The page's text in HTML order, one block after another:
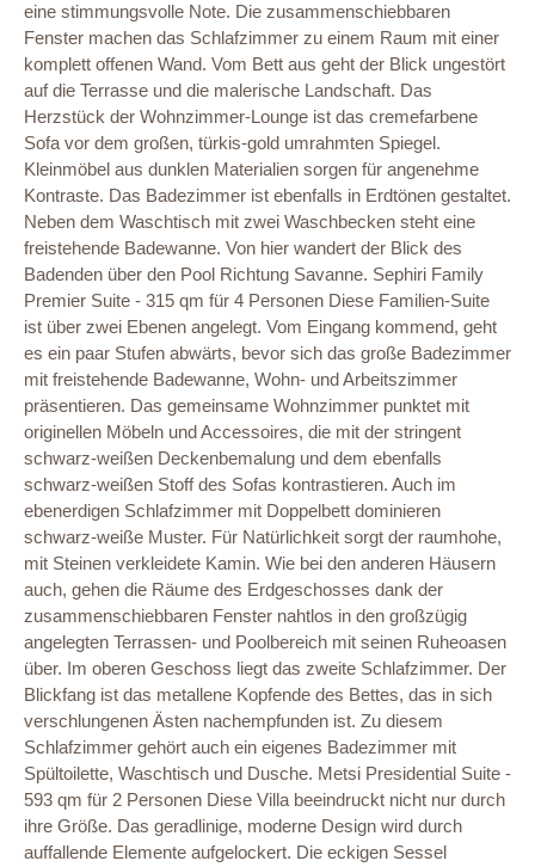
eine stimmungsvolle Note. Die zusammenschiebbaren
Fenster machen das Schlafzimmer zu einem Raum mit einer
komplett offenen Wand. Vom Bett aus geht der Blick ungestört
auf die Terrasse und die malerische Landschaft. Das
Herzstück der Wohnzimmer-Lounge ist das cremefarbene
Sofa vor dem großen, türkis-gold umrahmten Spiegel.
Kleinmöbel aus dunklen Materialien sorgen für angenehme
Kontraste. Das Badezimmer ist ebenfalls in Erdtönen gestaltet.
Neben dem Waschtisch mit zwei Waschbecken steht eine
freistehende Badewanne. Von hier wandert der Blick des
Badenden über den Pool Richtung Savanne. Sephiri Family
Premier Suite - 315 qm für 4 Personen Diese Familien-Suite
ist über zwei Ebenen angelegt. Vom Eingang kommend, geht
es ein paar Stufen abwärts, bevor sich das große Badezimmer
mit freistehende Badewanne, Wohn- und Arbeitszimmer
präsentieren. Das gemeinsame Wohnzimmer punktet mit
originellen Möbeln und Accessoires, die mit der stringent
schwarz-weißen Deckenbemalung und dem ebenfalls
schwarz-weißen Stoff des Sofas kontrastieren. Auch im
ebenerdigen Schlafzimmer mit Doppelbett dominieren
schwarz-weiße Muster. Für Natürlichkeit sorgt der raumhohe,
mit Steinen verkleidete Kamin. Wie bei den anderen Häusern
auch, gehen die Räume des Erdgeschosses dank der
zusammenschiebbaren Fenster nahtlos in den großzügig
angelegten Terrassen- und Poolbereich mit seinen Ruheoasen
über. Im oberen Geschoss liegt das zweite Schlafzimmer. Der
Blickfang ist das metallene Kopfende des Bettes, das in sich
verschlungenen Ästen nachempfunden ist. Zu diesem
Schlafzimmer gehört auch ein eigenes Badezimmer mit
Spültoilette, Waschtisch und Dusche. Metsi Presidential Suite -
593 qm für 2 Personen Diese Villa beeindruckt nicht nur durch
ihre Größe. Das geradlinige, moderne Design wird durch
auffallende Elemente aufgelockert. Die eckigen Sessel